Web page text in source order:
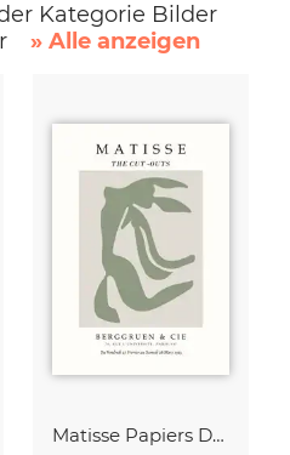
Kategorie Bilder
» Alle anzeigen
Matisse Papiers Découpés Poster grün-beige